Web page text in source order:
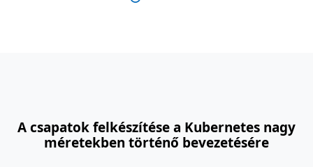
A csapatok felkészítése a Kubernetes nagy
méretekben történő bevezetésére